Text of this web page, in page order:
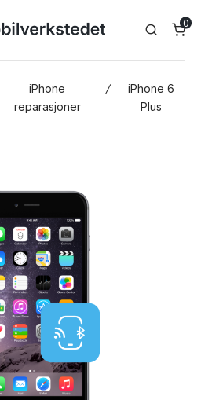
Search
0
iPhone
reparasjoner
/
iPhone 6
Plus